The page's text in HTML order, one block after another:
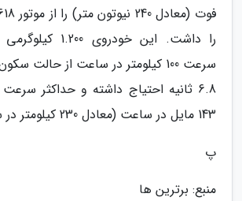
را داشت. این
سرعت 100 کیلومتر در ساعت از حالت
6.8 ثانیه احتیاج داشته و حداکثر
143 مایل در ساعت (معادل 230 کیلومتر در ساعت) بود.
پ
منبع: برترین ها